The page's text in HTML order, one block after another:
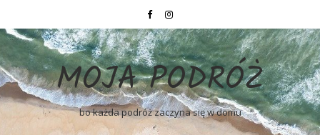
MOJA PODRÓŻ
bo każda podróż zaczyna się w domu